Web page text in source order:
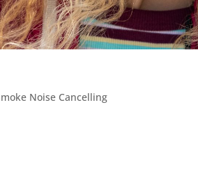
Noise Cancelling